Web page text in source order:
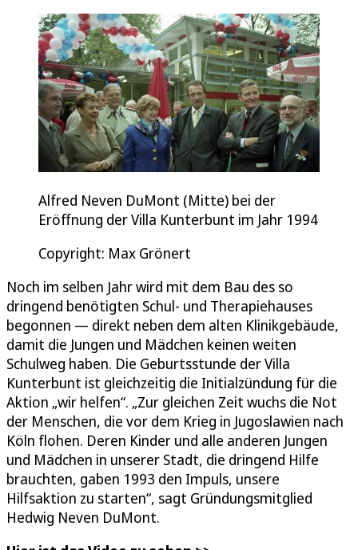
Alfred Neven DuMont (Mitte) bei der
Eröffnung der Villa Kunterbunt im Jahr 1994
Copyright: Max Grönert
Noch im selben Jahr wird mit dem Bau des so
dringend benötigten Schul- und Therapiehauses
begonnen — direkt neben dem alten Klinikgebäude,
damit die Jungen und Mädchen keinen weiten
Schulweg haben. Die Geburtsstunde der Villa
Kunterbunt ist gleichzeitig die Initialzündung für die
Aktion „wir helfen“. „Zur gleichen Zeit wuchs die Not
der Menschen, die vor dem Krieg in Jugoslawien nach
Köln flohen. Deren Kinder und alle anderen Jungen
und Mädchen in unserer Stadt, die dringend Hilfe
brauchten, gaben 1993 den Impuls, unsere
Hilfsaktion zu starten“, sagt Gründungsmitglied
Hedwig Neven DuMont.